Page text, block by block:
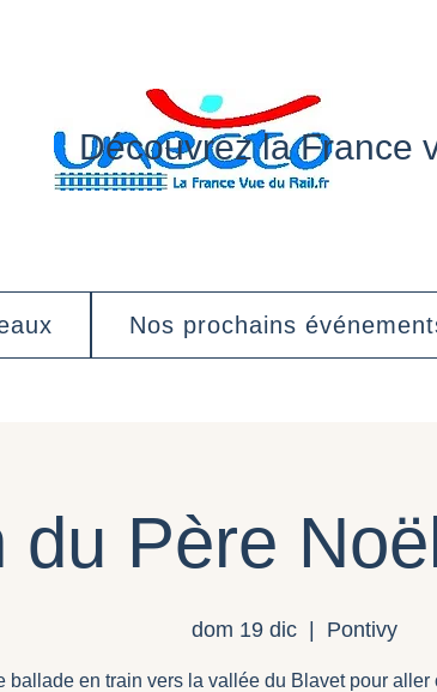
Découvrez la France
Nos prochains
du Père
dom 19 dic Pontivy
ballade en train vers la vallée du Blavet pour aller